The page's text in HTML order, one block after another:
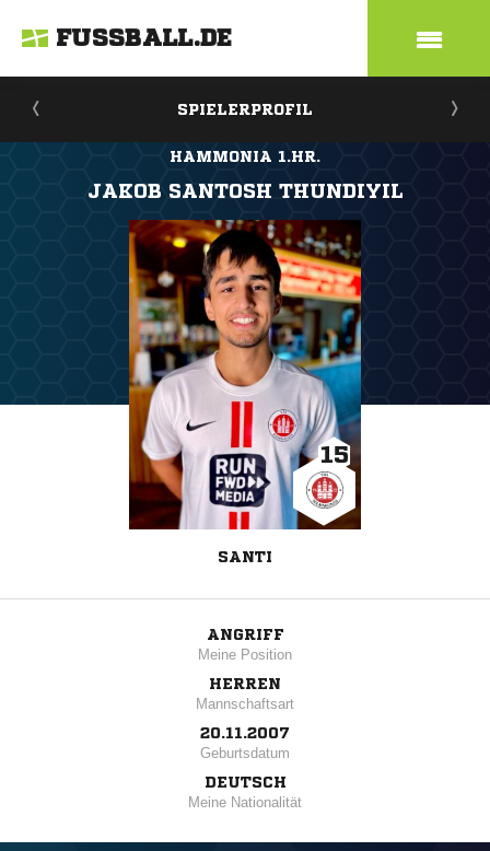
FUSSBALL.DE
SPIELERPROFIL
HAMMONIA 1.HR.
JAKOB SANTOSH THUNDIYIL
15
SANTI
ANGRIFF
Meine Position
HERREN
Mannschaftsart
20.11.2007
Geburtsdatum
DEUTSCH
Meine Nationalität